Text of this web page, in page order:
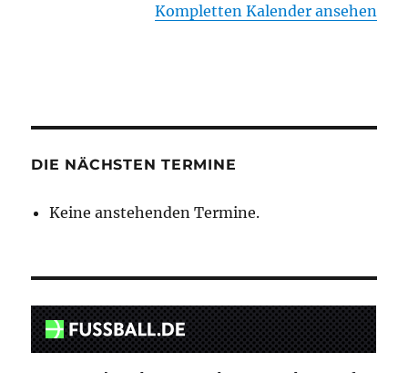
Kompletten Kalender ansehen
DIE NÄCHSTEN TERMINE
Keine anstehenden Termine.